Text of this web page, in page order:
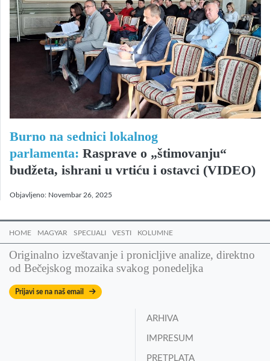
Burno na sednici lokalnog
parlamenta: Rasprave o „štimovanju“
budžeta, ishrani u vrtiću i ostavci (VIDEO)
Objavljeno: Novembar 26, 2025
HOME MAGYAR SPECIJALI VESTI KOLUMNE
Originalno izveštavanje i pronicljive analize, direktno
od Bečejskog mozaika svakog ponedeljka
Prijavi se na naš email
ARHIVA
IMPRESUM
PRETPLATA